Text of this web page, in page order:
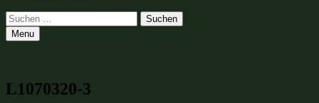
Search
Suchen
nach:
Menu
L1070320-3